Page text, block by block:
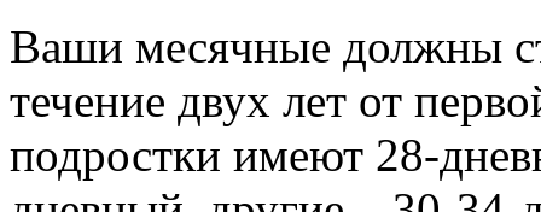
Ваши месячные должны
течение двух лет от
подростки имеют 28-